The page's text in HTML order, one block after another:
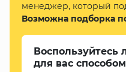
менеджер, который
Возможна подборка
для вас